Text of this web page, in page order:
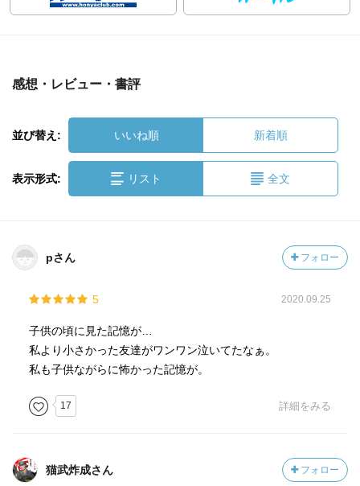
感想・レビュー・書評
並び替え: いいね順 新着順
表示形式: リスト 全文
pさん フォロー
5 2020.09.25
子供の頃に見た記憶が…
私より小さかった友達がワンワン泣いてたなぁ。
私も子供ながらに怖かった記憶が。
17 詳細をみる
猫武炸成さん フォロー